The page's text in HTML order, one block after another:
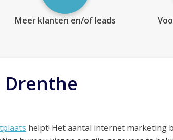
Meer klanten en/of leads
helpt! Het aantal internet marketing